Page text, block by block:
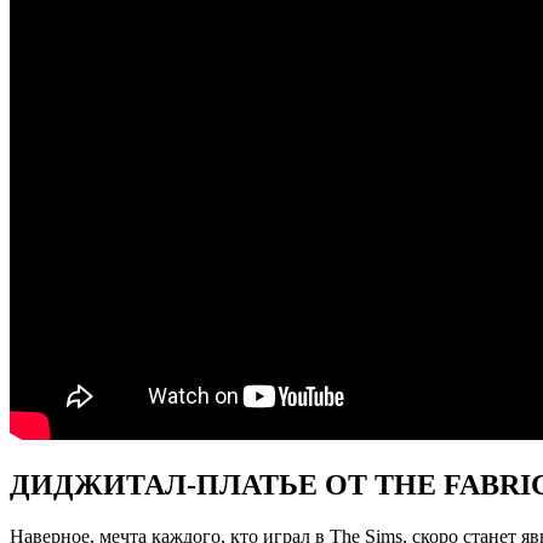
ДИДЖИТАЛ-ПЛАТЬЕ ОТ THE
Наверное, мечта каждого, кто играл в The Sims, скоро станет